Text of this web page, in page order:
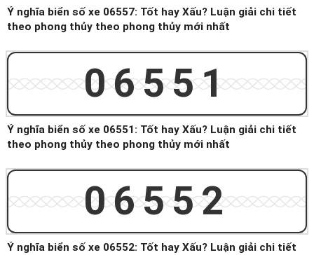
Ý nghĩa biển số xe 06557: Tốt hay Xấu? Luận giải chi tiết
theo phong thủy theo phong thủy mới nhất
06551
Ý nghĩa biển số xe 06551: Tốt hay Xấu? Luận giải chi tiết
theo phong thủy theo phong thủy mới nhất
06552
Ý nghĩa biển số xe 06552: Tốt hay Xấu? Luận giải chi tiết